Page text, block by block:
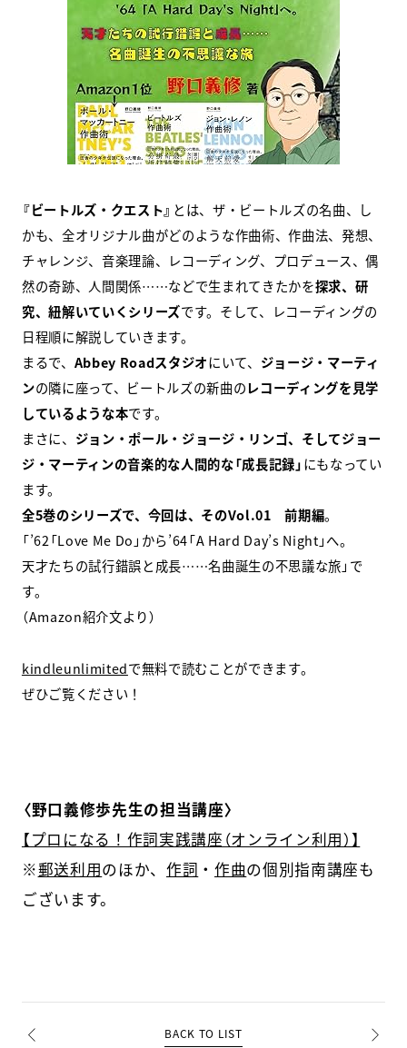
資料請求／お問い合わせ
オンライン課題提出
『ビートルズ・クエスト』 とは、ザ・ビートルズの名曲、し
かも、全オリジナル曲がどのような作曲術、作曲法、発想、
チャレンジ、音楽理論、レコーディング、プロデュース、偶
然の奇跡、人間関係……などで生まれてきたかを探求、研
究、紐解いていくシリーズです。そして、レコーディングの
日程順に解説していきます。
まるで、 Abbey Roadスタジオにいて、 ジョージ・マーティ
ンの隣に座って、ビートルズの新曲のレコーディングを見学
しているような本です。
まさに、 ジョン・ポール・ジョージ・リンゴ、そしてジョー
ジ・マーティンの音楽的な人間的な「成長記録」にもなってい
ます。
全5巻のシリーズで、今回は、そのVol.01 前期編。
「’62「Love Me Do」から’64「A Hard Day’s Night」へ。
天才たちの試行錯誤と成長……名曲誕生の不思議な旅」で
す。
（Amazon紹介文より）
kindleunlimitedで無料で読むことができます。
ぜひご覧ください！
〈野口義修歩先生の担当講座〉
【プロになる！作詞実践講座（オンライン利用）】
※郵送利用のほか、 作詞 ・ 作曲の個別指南講座も
ございます。
BACK TO LIST